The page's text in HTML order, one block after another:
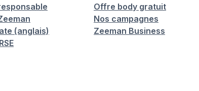
(anglais)
Offre body gratuit
Nos campagnes
Zeeman Business